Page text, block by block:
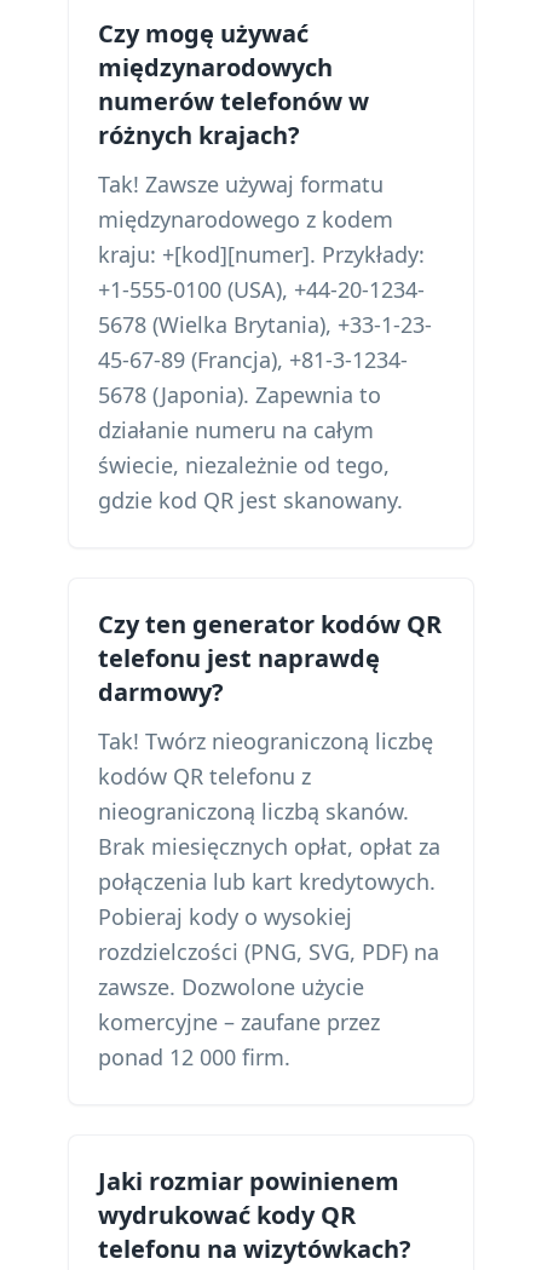
Czy mogę używać
międzynarodowych
numerów telefonów w
różnych krajach?
Tak! Zawsze używaj formatu
międzynarodowego z kodem
kraju: +[kod][numer]. Przykłady:
+1-555-0100 (USA), +44-20-1234-
5678 (Wielka Brytania), +33-1-23-
45-67-89 (Francja), +81-3-1234-
5678 (Japonia). Zapewnia to
działanie numeru na całym
świecie, niezależnie od tego,
gdzie kod QR jest skanowany.
Czy ten generator kodów QR
telefonu jest naprawdę
darmowy?
Tak! Twórz nieograniczoną liczbę
kodów QR telefonu z
nieograniczoną liczbą skanów.
Brak miesięcznych opłat, opłat za
połączenia lub kart kredytowych.
Pobieraj kody o wysokiej
rozdzielczości (PNG, SVG, PDF) na
zawsze. Dozwolone użycie
komercyjne – zaufane przez
ponad 12 000 firm.
Jaki rozmiar powinienem
wydrukować kody QR
telefonu na wizytówkach?